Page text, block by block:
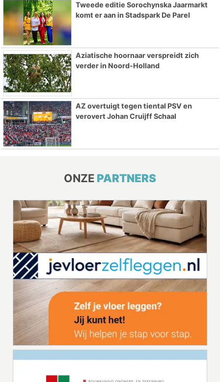
Tweede editie Sorochynska Jaarmarkt
komt er aan in Stadspark De Parel
Aziatische hoornaar verspreidt zich
verder in Noord-Holland
AZ overtuigt tegen tiental PSV en
verovert Johan Cruijff Schaal
ONZE PARTNERS